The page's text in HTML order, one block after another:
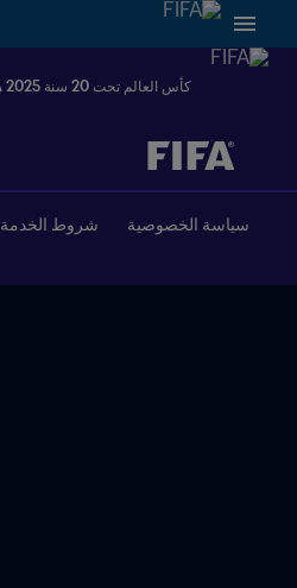
كأس العالم تحت 20 سنة FIFA 2025
يُحدَّد لاحقاً ضد يُحدَّد لاحقاً
سياسة الخصوصية شروط الخدمة